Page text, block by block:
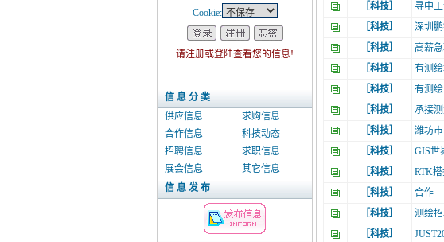
Cookie:
请注册或登陆查看您的信息!
信 息 分 类
供应信息
求购信息
合作信息
科技动态
招聘信息
求职信息
展会信息
其它信息
信 息 发 布
［科技］
寻中
［科技］
深圳
［科技］
高薪
［科技］
有测
［科技］
有测
［科技］
承接
［科技］
潍坊
［科技］
GIS世
［科技］
RTK
［科技］
合作
［科技］
测绘
［科技］